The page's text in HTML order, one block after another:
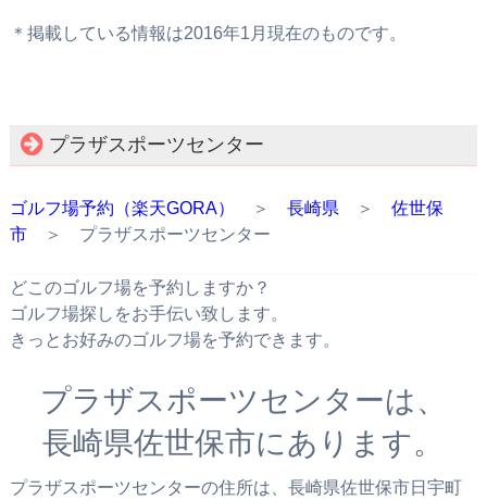
＊掲載している情報は2016年1月現在のものです。
プラザスポーツセンター
ゴルフ場予約（楽天GORA） ＞ 長崎県 ＞ 佐世保
市＞ プラザスポーツセンター
どこのゴルフ場を予約しますか？
ゴルフ場探しをお手伝い致します。
きっとお好みのゴルフ場を予約できます。
プラザスポーツセンターは、
長崎県佐世保市にあります。
プラザスポーツセンターの住所は、長崎県佐世保市日宇町